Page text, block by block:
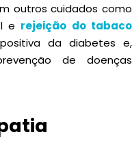
outros cuidados como
e rejeição do tabaco
da diabetes e,
de doenças